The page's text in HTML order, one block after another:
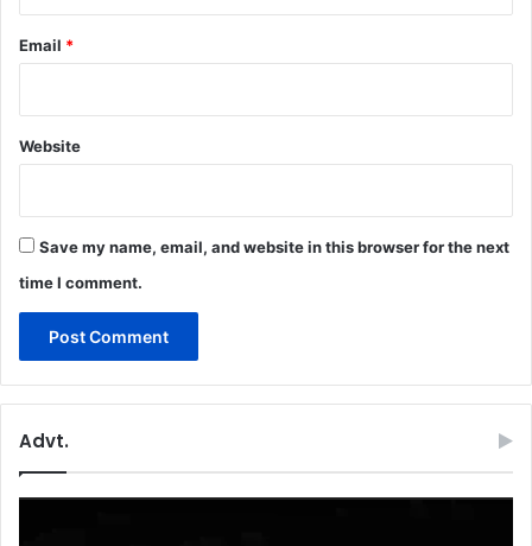
Email *
Website
Save my name, email, and website in this browser for the next
time I comment.
Advt.